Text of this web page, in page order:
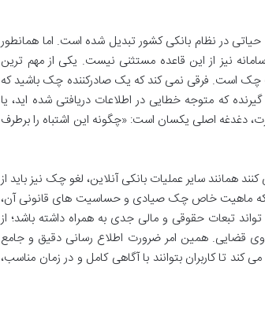
در نظام بانکی کشور تبدیل شده است. اما همانطور
نیز از این قاعده مستثنی نیست. یکی از مهم ترین
چک است. فرقی نمی کند که یک صادرکننده چک باشید که
که متوجه خطایی در اطلاعات دریافتی شده اید، یا
دغدغه اصلی یکسان است: «چگونه این اشتباه را برطرف
همانند سایر عملیات بانکی آنلاین، لغو چک نیز باید از
که ماهیت خاص چک صیادی و حساسیت های قانونی آن،
تبعات حقوقی و مالی جدی به همراه داشته باشد؛ از
قضایی. همین امر ضرورت اطلاع رسانی دقیق و جامع
کند تا کاربران بتوانند با آگاهی کامل و در زمان مناسب،